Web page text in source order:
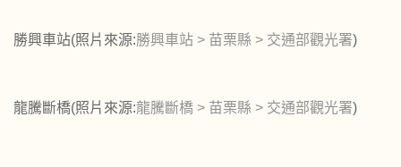
勝興車站(照片來源:勝興車站 > 苗栗縣 > 交通部觀光署)
龍騰斷橋(照片來源:龍騰斷橋 > 苗栗縣 > 交通部觀光署)